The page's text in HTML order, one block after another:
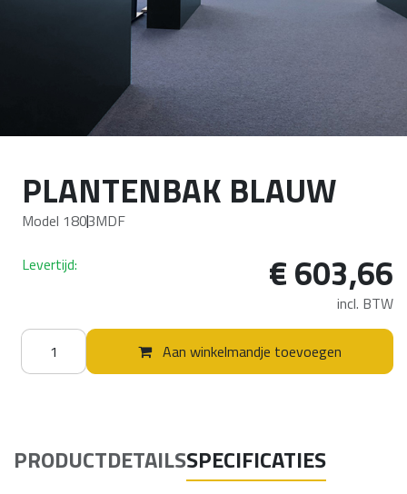
PLANTENBAK BLAUW
Model 1803MDF
Aan winkelmandje toevoegen
Levertijd: €603,66
incl. BTW
PRODUCTDETAILSSPECIFICATIES